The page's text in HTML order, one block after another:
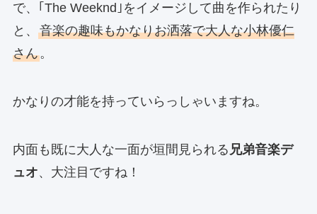
で、｢The Weeknd｣をイメージして曲を作られたり
と、 音楽の趣味もかなりお洒落で大人な小林優仁
さん。
かなりの才能を持っていらっしゃいますね。
内面も既に大人な一面が垣間見られる 兄弟音楽デ
ュオ、大注目ですね！